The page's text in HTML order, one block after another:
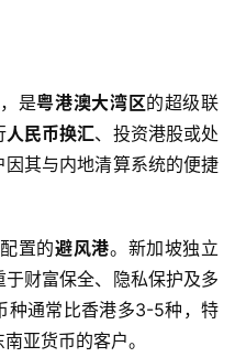
是粤港澳大湾区的超级联
人民币换汇、投资港股或处
其与内地清算系统的便捷
置的避风港。新加坡独立
财富保全、隐私保护及多
种通常比香港多3-5种，特
亚货币的客户。